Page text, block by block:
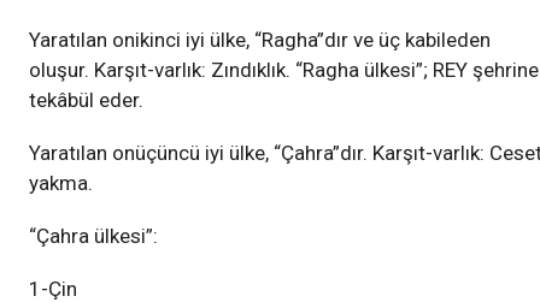
Yaratılan onikinci iyi ülke, “Ragha”dır ve üç kabileden
oluşur. Karşıt-varlık: Zındıklık. “Ragha ülkesi”; REY şehrine
tekâbül eder.
Yaratılan onüçüncü iyi ülke, “Çahra”dır. Karşıt-varlık:
yakma.
“Çahra ülkesi”:
1-Çin